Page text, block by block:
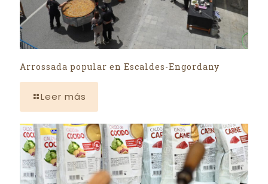
Arrossada popular en Escaldes-Engordany
Leer más